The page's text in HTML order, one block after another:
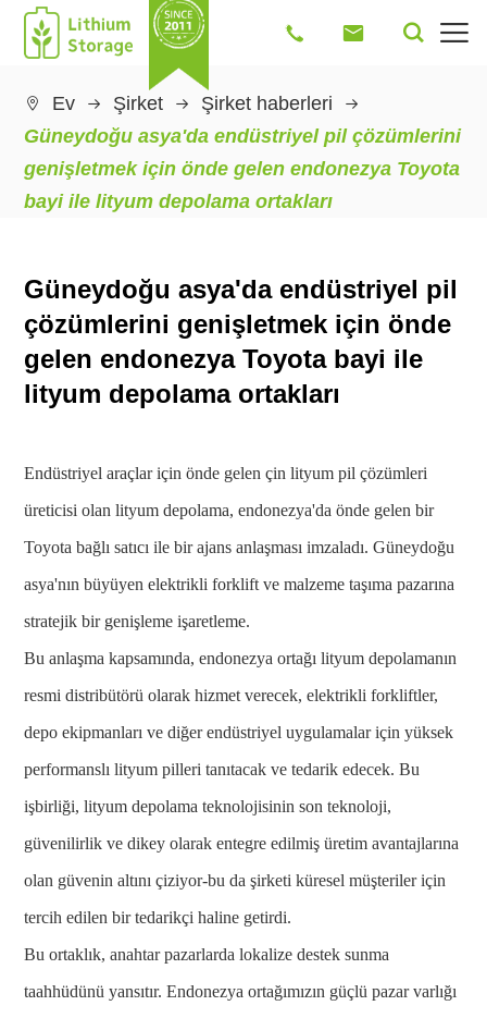
   
 Ev Şirket
Şirket haberleri
Güneydoğu asya'da endüstriyel pil çözümlerini
genişletmek için önde gelen endonezya Toyota
bayi ile lityum depolama ortakları
Güneydoğu asya'da endüstriyel pil
çözümlerini genişletmek için önde
gelen endonezya Toyota bayi ile
lityum depolama ortakları
Endüstriyel araçlar için önde gelen çin lityum pil çözümleri
üreticisi olan lityum depolama, endonezya'da önde gelen bir
Toyota bağlı satıcı ile bir ajans anlaşması imzaladı. Güneydoğu
asya'nın büyüyen elektrikli forklift ve malzeme taşıma pazarına
stratejik bir genişleme işaretleme.
Bu anlaşma kapsamında, endonezya ortağı lityum depolamanın
resmi distribütörü olarak hizmet verecek, elektrikli forkliftler,
depo ekipmanları ve diğer endüstriyel uygulamalar için yüksek
performanslı lityum pilleri tanıtacak ve tedarik edecek. Bu
işbirliği, lityum depolama teknolojisinin son teknoloji,
güvenilirlik ve dikey olarak entegre edilmiş üretim avantajlarına
olan güvenin altını çiziyor-bu da şirketi küresel müşteriler için
tercih edilen bir tedarikçi haline getirdi.
Bu ortaklık, anahtar pazarlarda lokalize destek sunma
taahhüdünü yansıtır. Endonezya ortağımızın güçlü pazar varlığı